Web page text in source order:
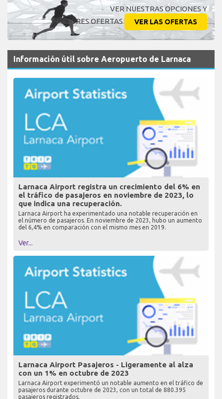
VER NUESTRAS OPCIONES Y
MEJORES OFERTAS
VER LAS OFERTAS
Información útil sobre Aeropuerto de Larnaca
Larnaca Airport registra un crecimiento del 6% en
el tráfico de pasajeros en noviembre de 2023, lo
que indica una recuperación.
Larnaca Airport ha experimentado una notable recuperación en
el número de pasajeros. En noviembre de 2023, hubo un aumento
del 6,4% en comparación con el mismo mes en 2019.
Ver...
Larnaca Airport Pasajeros - Ligeramente al alza
con un 1% en octubre de 2023
Larnaca Airport experimentó un notable aumento en el tráfico de
pasajeros durante octubre de 2023, con un total de 880.395
pasajeros registrados.